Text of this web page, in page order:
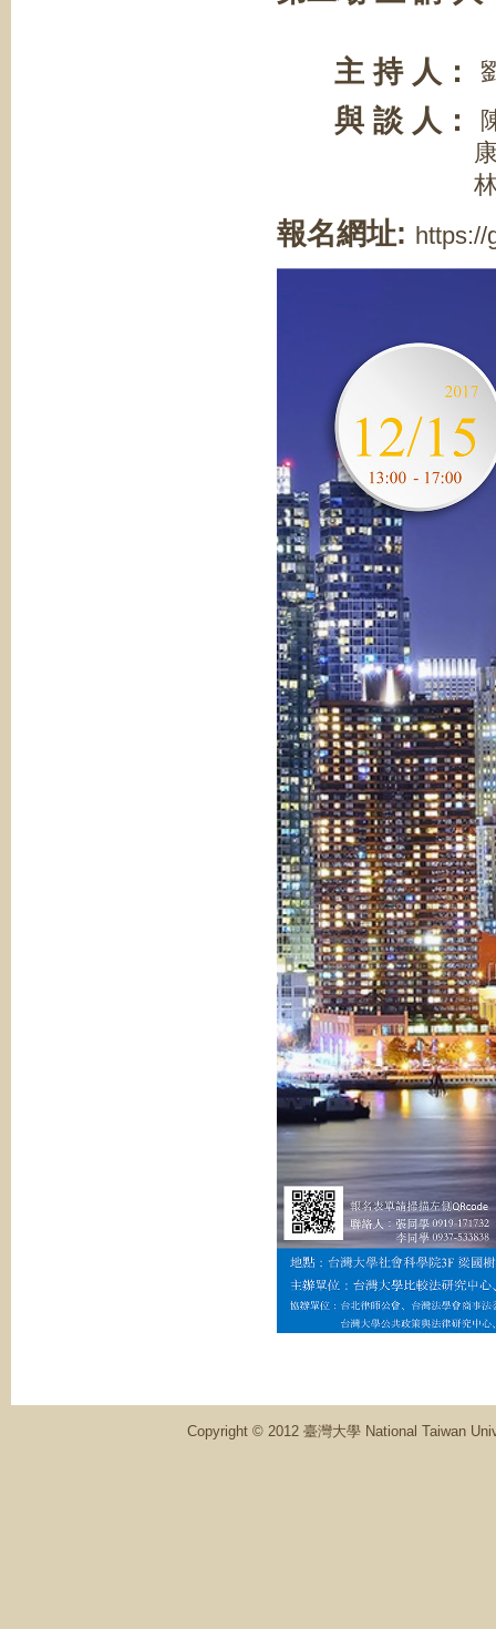
主 持 人：
與 談 人：
康文彥律
林嘉慧律
報名網址: https://
Copyright © 2012 臺灣大學 National Taiwan